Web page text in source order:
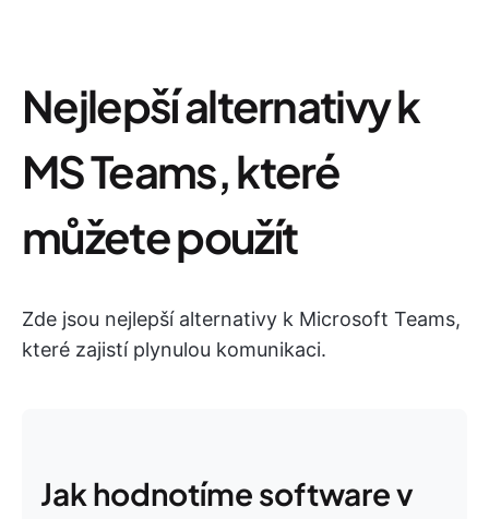
Nejlepší alternativy k
MS Teams, které
můžete použít
Zde jsou nejlepší alternativy k Microsoft Teams,
které zajistí plynulou komunikaci.
Jak hodnotíme software v